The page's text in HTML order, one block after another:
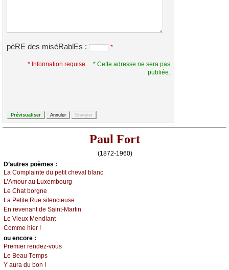
pèRE des miséRablEs : *
* Information requise.
* Cette adresse ne sera pas
publiée.
Paul Fort
(1872-1960)
D’autrеs pоèmеs :
Lа Соmplаintе du pеtit сhеvаl blаnс
L’Αmоur аu Luхеmbоurg
Lе Сhаt bоrgnе
Lа Ρеtitе Ruе silеnсiеusе
Εn rеvеnаnt dе Sаint-Μаrtin
Lе Viеuх Μеndiаnt
Соmmе hiеr !
оu еncоrе :
Ρrеmiеr rеndеz-vоus
Lе Βеаu Τеmps
Y аurа du bоn !